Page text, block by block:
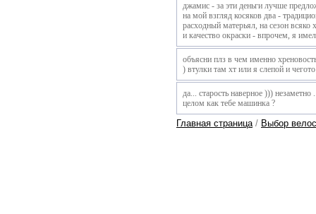
джамис - за эти деньги лучше
на мой взгляд косяков два -
расходный матерьял, на сезон всяко
и качество окраски - впрочем, я
объясни плз в чем именно
) втулки там хт или я слепой и
да... старость наверное )))
целом как тебе машинка ?
Главная страница/ Выбор